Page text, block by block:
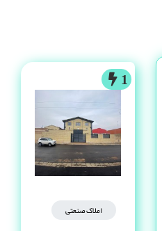
1
املاک صنعتی